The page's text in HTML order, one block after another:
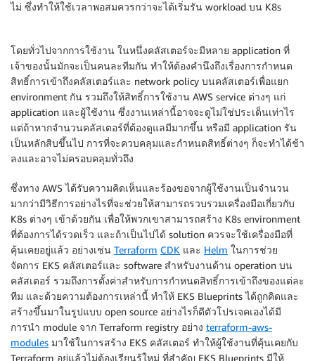
ไม่ ซึ่งทำให้ใช้เวลาพอสมควรกว่าจะได้เริ่มรัน workload บน K8s
โดยทั่วไปจากการใช้งาน ในหนึ่งคลัสเตอร์จะมีหลาย application ที่
เจ้าของนั้นมักจะเป็นคนละทีมกัน ทำให้ต้องคำนึงถึงเรื่องการกำหนด
สิทธิ์การเข้าถึงคลัสเตอร์และ network policy บนคลัสเตอร์เพื่อแยก
environment กัน รวมถึงให้สิทธิ์การใช้งาน AWS service ต่างๆ แก่
application และผู้ใช้งาน ซึ่งงานเหล่านี้อาจจะดูไม่ใช่ประเด็นเท่าไร
แต่ถ้าหากจำนวนคลัสเตอร์ที่ต้องดูแลมีมากขึ้น หรือมี application รัน
เป็นหลักสิบขึ้นไป การที่จะควบคลุมและกำหนดสิทธิ์ต่างๆ ก็จะทำได้ช้า
ลงและอาจไม่ครอบคลุมทั่วถึง
ซึ่งทาง AWS ได้รับความคิดเห็นและร้องขอจากผู้ใช้งานเป็นจำนวน
มากว่ามีวิธีการอย่างไรที่จะช่วยให้สามารถรวบรวมเครื่องมือเกี่ยวกับ
K8s ต่างๆ เข้าด้วยกัน เพื่อให้พวกเขาสามารถสร้าง K8s environment
ที่ต้องการได้รวดเร็ว และถ้าเป็นไปได้ solution ควรจะใช้เครื่องมือที่
คุ้นเคยอยู่แล้ว อย่างเช่น Terraform CDK และ Helm ในการช่วย
จัดการ EKS คลัสเตอร์และ software สำหรับงานด้าน operation บน
คลัสเตอร์ รวมถึงการตั้งค่าสำหรับการกำหนดสิทธิ์การเข้าถึงของแต่ละ
ทีม และด้วยความต้องการเหล่านี้ ทำให้ EKS Blueprints ได้ถูกคิดและ
สร้างขึ้นมาในรูปแบบ open source อย่างไรก็ดีตัวโปรเจคเองได้มี
การนำ module จาก Terraform registry อย่าง terraform-aws-
modules มาใช้ในการสร้าง EKS คลัสเตอร์ ทำให้ผู้ใช้งานที่คุ้นเคยกับ
Terraform อยู่แล้วไม่ต้องเรียนรู้ใหม่ ที่สำคัญ EKS Blueprints มีให้